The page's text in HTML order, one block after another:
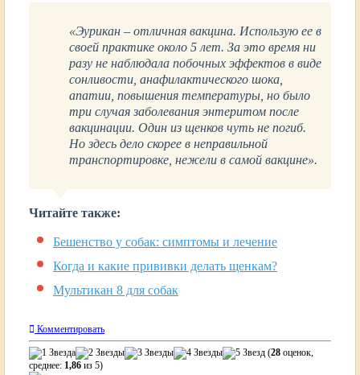
«Эурикан – отличная вакцина. Использую ее в
своей практике около 5 лет. За это время ни
разу не наблюдала побочных эффектов в виде
сонливости, анафилактического шока,
апатии, повышения температуры, но было
три случая заболевания энтеритом после
вакцинации. Один из щенков чуть не погиб.
Но здесь дело скорее в неправильной
транспортировке, нежели в самой вакцине».
Читайте также:
Бешенство у собак: симптомы и лечение
Когда и какие прививки делать щенкам?
Мультикан 8 для собак
Комментировать
(28 оценок,
среднее: 1,86 из 5)